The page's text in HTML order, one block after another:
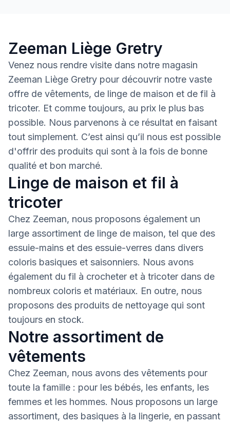
Zeeman Liège Gretry
Venez nous rendre visite dans notre magasin
Zeeman Liège Gretry pour découvrir notre vaste
offre de vêtements, de linge de maison et de fil à
tricoter. Et comme toujours, au prix le plus bas
possible. Nous parvenons à ce résultat en faisant
tout simplement. C’est ainsi qu’il nous est possible
d'offrir des produits qui sont à la fois de bonne
qualité et bon marché.
Linge de maison et fil à
tricoter
Chez Zeeman, nous proposons également un
large assortiment de linge de maison, tel que des
essuie-mains et des essuie-verres dans divers
coloris basiques et saisonniers. Nous avons
également du fil à crocheter et à tricoter dans de
nombreux coloris et matériaux. En outre, nous
proposons des produits de nettoyage qui sont
toujours en stock.
Notre assortiment de
vêtements
Chez Zeeman, nous avons des vêtements pour
toute la famille : pour les bébés, les enfants, les
femmes et les hommes. Nous proposons un large
assortiment, des basiques à la lingerie, en passant